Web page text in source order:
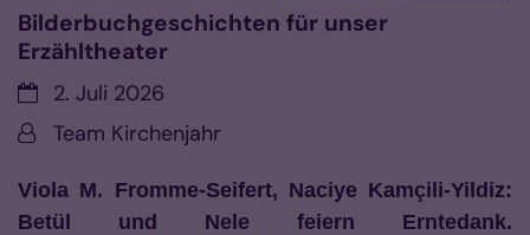
Bilderbuchgeschichten für unser
Erzähltheater
Datum:2. Juli 2026
Von:Team Kirchenjahr
Viola M. Fromme-Seifert, Naciye Kamçili-Yildiz:
Betül und Nele feiern Erntedank.